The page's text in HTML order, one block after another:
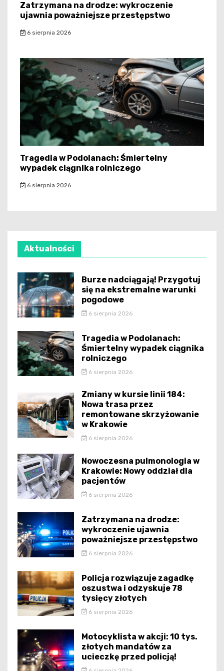
Zatrzymana na drodze: wykroczenie
ujawnia poważniejsze przestępstwo
6 sierpnia 2026
Tragedia w Podolanach: Śmiertelny
wypadek ciągnika rolniczego
6 sierpnia 2026
Aktualności
Burze nadciągają! Przygotuj
się na ekstremalne warunki
pogodowe
6 sierpnia 2026
Tragedia w Podolanach:
Śmiertelny wypadek ciągnika
rolniczego
6 sierpnia 2026
Zmiany w kursie linii 184:
Nowa trasa przez
remontowane skrzyżowanie
w Krakowie
6 sierpnia 2026
Nowoczesna pulmonologia w
Krakowie: Nowy oddział dla
pacjentów
6 sierpnia 2026
Zatrzymana na drodze:
wykroczenie ujawnia
poważniejsze przestępstwo
6 sierpnia 2026
Policja rozwiązuje zagadkę
oszustwa i odzyskuje 78
tysięcy złotych
6 sierpnia 2026
Motocyklista w akcji: 10 tys.
złotych mandatów za
ucieczkę przed policją!